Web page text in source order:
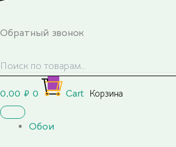
Обратный звонок
0,00 ₽ 0 Cart
Обои